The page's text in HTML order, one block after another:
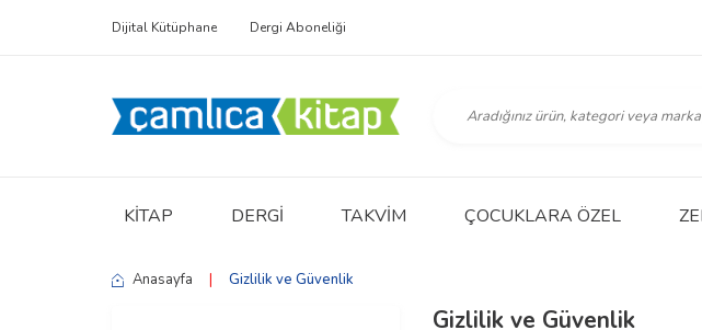
Dijital Kütüphane Dergi Aboneliği
KITAP DERGI TAKVIM ÇOCUKLARA ÖZEL
Anasayfa | Gizlilik ve Güvenlik
Gizlilik ve Güvenlik